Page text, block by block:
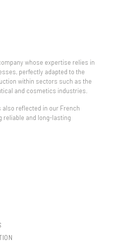
whose expertise relies in
perfectly adapted to the
within sectors such as the
and cosmetics industries.
reflected in our French
reliable and long-lasting